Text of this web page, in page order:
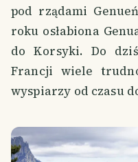
pod rządami
roku osłabiona
do Korsyki. Do
Francji wiele
wyspiarzy od czasu